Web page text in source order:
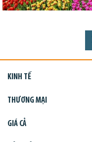
KINH TẾ
THƯƠNG MẠI
GIÁ CẢ